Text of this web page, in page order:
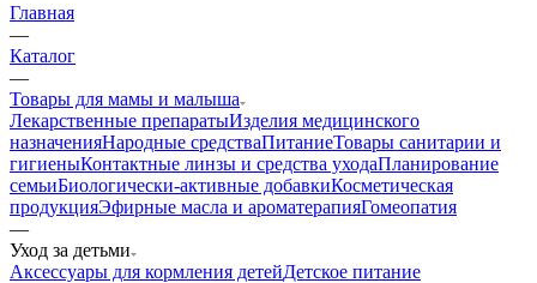
Главная
—
Каталог
—
Товары для мамы и малыша
Лекарственные препаратыИзделия медицинского
назначенияНародные средстваПитаниеТовары санитарии и
гигиеныКонтактные линзы и средства уходаПланирование
семьиБиологически-активные добавкиКосметическая
продукцияЭфирные масла и ароматерапияГомеопатия
—
Уход за детьми
Аксессуары для кормления детейДетское питание